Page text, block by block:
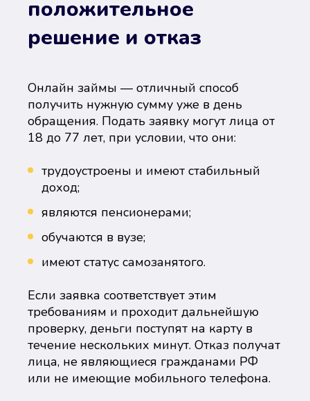
положительное
решение и отказ
Онлайн займы — отличный способ
получить нужную сумму уже в день
обращения. Подать заявку могут лица от
18 до 77 лет, при условии, что они:
трудоустроены и имеют стабильный
доход;
являются пенсионерами;
обучаются в вузе;
имеют статус самозанятого.
Если заявка соответствует этим
требованиям и проходит дальнейшую
проверку, деньги поступят на карту в
течение нескольких минут. Отказ получат
лица, не являющиеся гражданами РФ
или не имеющие мобильного телефона.